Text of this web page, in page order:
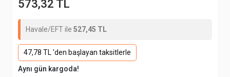
573,32 TL
Havale/EFT ile 527,45 TL
47,78 TL 'den başlayan taksitlerle
Aynı gün kargoda!